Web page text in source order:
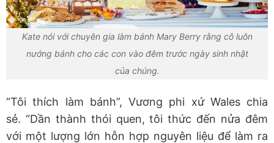
Kate nói với chuyên gia làm bánh Mary Berry rằng cô luôn
nướng bánh cho các con vào đêm trước ngày sinh nhật
của chúng.
“Tôi thích làm bánh”, Vương phi xứ Wales chia
sẻ. “Dần thành thói quen, tôi thức đến nửa đêm
với một lượng lớn hỗn hợp nguyên liệu để làm ra